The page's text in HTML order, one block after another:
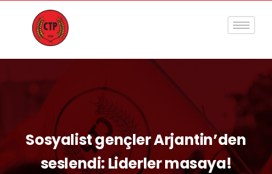
Sosyalist gençler Arjantin’den
seslendi: Liderler masaya!